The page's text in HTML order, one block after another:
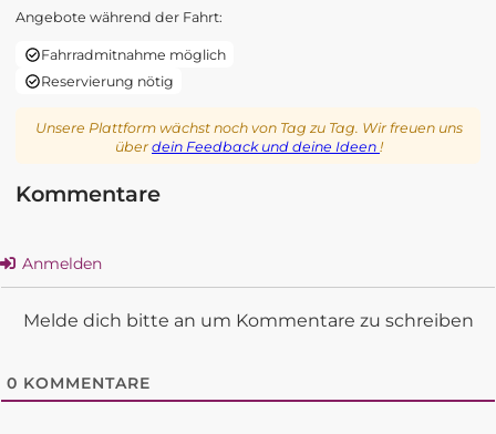
Angebote während der Fahrt:
Fahrradmitnahme möglich
Reservierung nötig
Unsere Plattform wächst noch von Tag zu Tag. Wir freuen uns
überdein Feedback und deine Ideen !
Kommentare
Anmelden
Melde dich bitte an um Kommentare zu schreiben
0 KOMMENTARE